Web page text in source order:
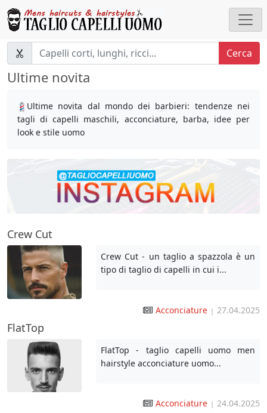
Cerca
Ultime novita
Ultime novita dal mondo dei barbieri: tendenze nei
tagli di capelli maschili, acconciature, barba, idee per
look e stile uomo
Crew Cut
Crew Cut - un taglio a spazzola è un
tipo di taglio di capelli in cui i...
Acconciature | 27.04.2025
FlatTop
FlatTop - taglio capelli uomo men
hairstyle acconciature uomo...
Acconciature | 24.04.2025